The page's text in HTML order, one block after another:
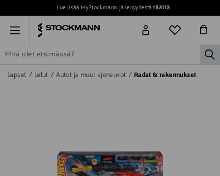
Lue lisää MyStockmann-jäsenyydestätäältä
Menu
ETSI KAIKKI NAISET MIEHET LAPSET KOTI
Lapset Lelut Autot ja muut ajoneuvot Radat & rakennukset